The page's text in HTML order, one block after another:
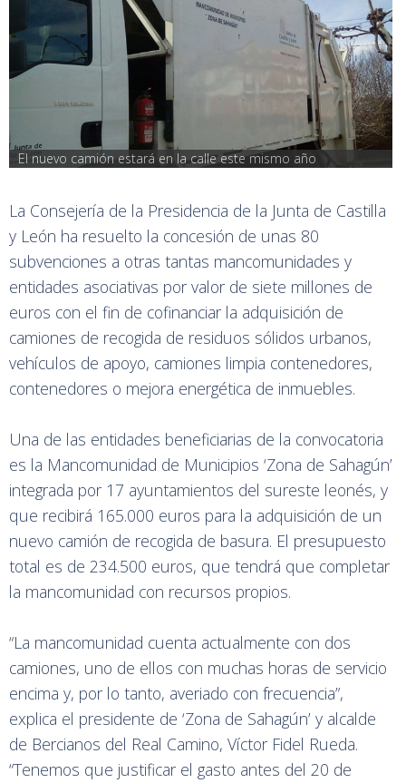
El nuevo camión estará en la calle este mismo año
La Consejería de la Presidencia de la Junta de Castilla
y León ha resuelto la concesión de unas 80
subvenciones a otras tantas mancomunidades y
entidades asociativas por valor de siete millones de
euros con el fin de cofinanciar la adquisición de
camiones de recogida de residuos sólidos urbanos,
vehículos de apoyo, camiones limpia contenedores,
contenedores o mejora energética de inmuebles.
Una de las entidades beneficiarias de la convocatoria
es la Mancomunidad de Municipios ‘Zona de Sahagún’
integrada por 17 ayuntamientos del sureste leonés, y
que recibirá 165.000 euros para la adquisición de un
nuevo camión de recogida de basura. El presupuesto
total es de 234.500 euros, que tendrá que completar
la mancomunidad con recursos propios.
“La mancomunidad cuenta actualmente con dos
camiones, uno de ellos con muchas horas de servicio
encima y, por lo tanto, averiado con frecuencia”,
explica el presidente de ‘Zona de Sahagún’ y alcalde
de Bercianos del Real Camino, Víctor Fidel Rueda.
“Tenemos que justificar el gasto antes del 20 de